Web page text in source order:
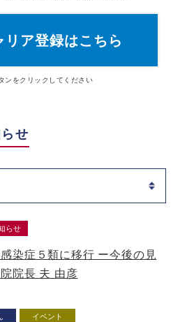
リア登録はこちら
ン をクリックしてください
せ
らせ
染症５類に移行 ー今後の見
院長 夫 由彦
イベント